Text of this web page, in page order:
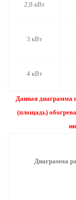
2,8 кВт
3 кВт
4 кВт
Данная диаграмма
(площадь)
Диаграмма